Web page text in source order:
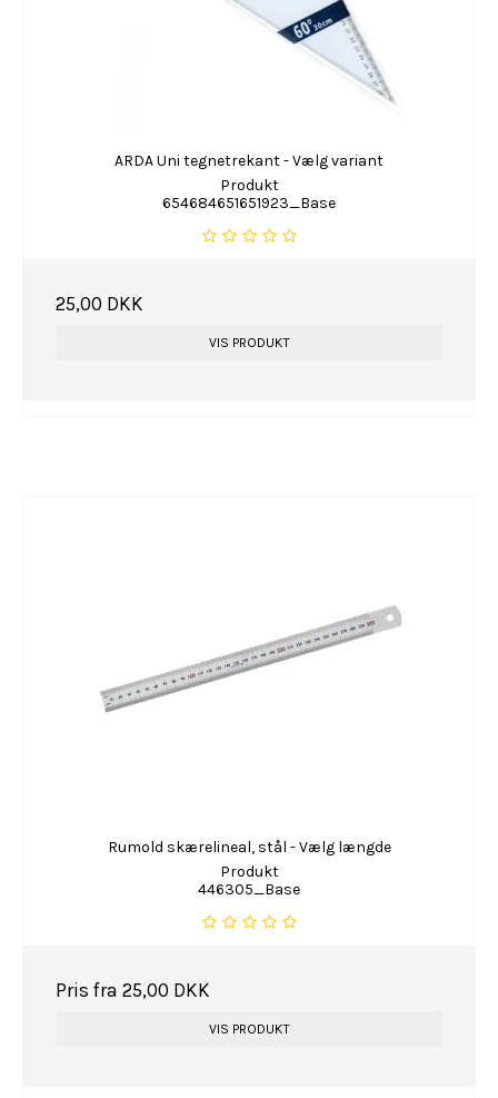
ARDA Uni tegnetrekant - Vælg variant
Produkt
654684651651923_Base
25,00 DKK
VIS PRODUKT
Rumold skærelineal, stål - Vælg længde
Produkt
446305_Base
Pris fra 25,00 DKK
VIS PRODUKT